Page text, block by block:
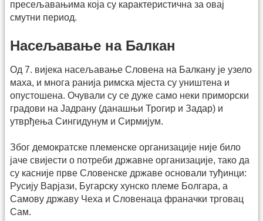
пресељавањима која су карактеристична за овај
смутни период.
Насељавање на Балкан
Од 7. вијека насељавање Словена на Балкану је узело
маха, и многа ранија римска мјеста су уништена и
опустошена. Очували су се дуже само неки приморски
градови на Јадрану (данашњи Трогир и Задар) и
утврђења Сингидунум и Сирмијум.
Због демократске племенске организације није било
јаче свијести о потреби државне организације, тако да
су касније прве Словенске државе основали туђинци:
Русију Варјази, Бугарску хунско племе Болгара, а
Самову државу Чеха и Словенаца франачки трговац
Сам.